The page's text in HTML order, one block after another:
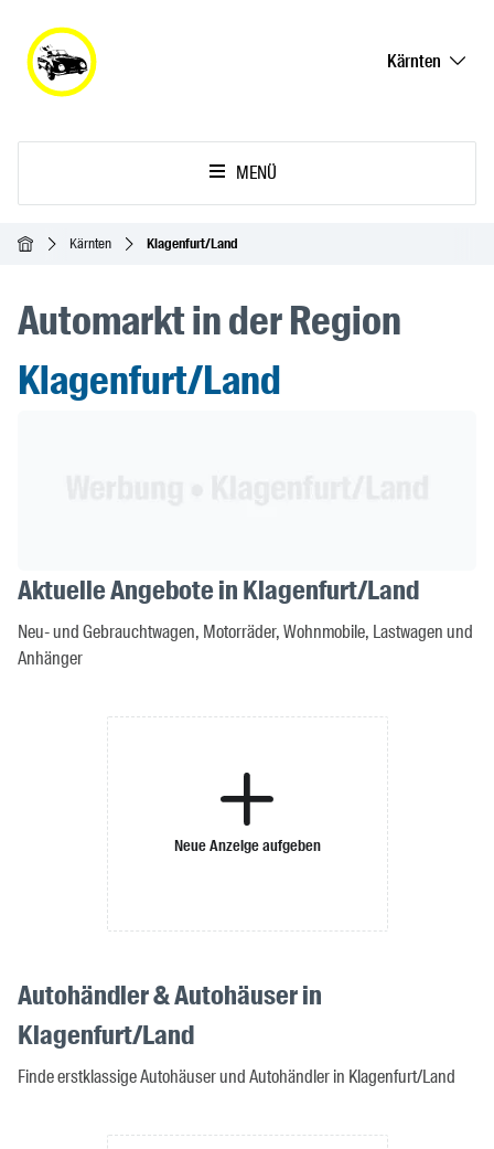
Kärnten
MENÜ
StartseiteKärnten Klagenfurt/Land
Automarkt in der Region
Klagenfurt/Land
Aktuelle Angebote in Klagenfurt/Land
Neu- und Gebrauchtwagen, Motorräder, Wohnmobile, Lastwagen und
Anhänger
Neue Anzeige aufgeben
Autohändler & Autohäuser in
Klagenfurt/Land
Finde erstklassige Autohäuser und Autohändler in Klagenfurt/Land